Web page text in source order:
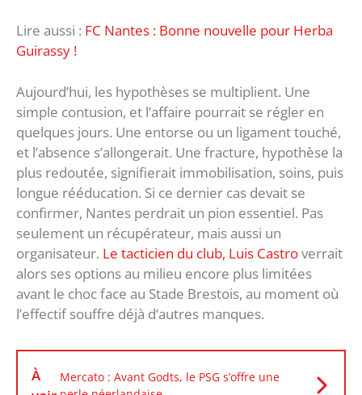
Lire aussi : FC Nantes : Bonne nouvelle pour Herba
Guirassy !
Aujourd’hui, les hypothèses se multiplient. Une
simple contusion, et l’affaire pourrait se régler en
quelques jours. Une entorse ou un ligament touché,
et l’absence s’allongerait. Une fracture, hypothèse la
plus redoutée, signifierait immobilisation, soins, puis
longue rééducation. Si ce dernier cas devait se
confirmer, Nantes perdrait un pion essentiel. Pas
seulement un récupérateur, mais aussi un
organisateur. Le tacticien du club, Luis Castroverrait
alors ses options au milieu encore plus limitées
avant le choc face au Stade Brestois, au moment où
l’effectif souffre déjà d’autres manques.
À
Mercato : Avant Godts, le PSG s’offre une